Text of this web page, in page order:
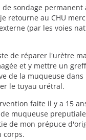
sondage permanent
retourne au CHU
(par les voies
de réparer l'urètre
et y mettre un
de la muqueuse
le tuyau urétral.
faite il y a 15
muqueuse
de mon prépuce
corps.